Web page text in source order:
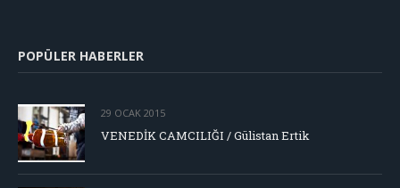
POPÜLER HABERLER
29 OCAK 2015
VENEDİK CAMCILIĞI / Gülistan Ertik